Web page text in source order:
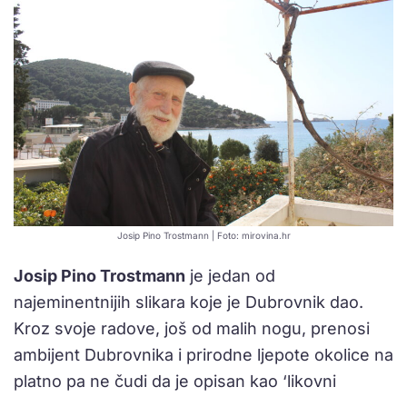
Josip Pino Trostmann | Foto: mirovina.hr
Josip Pino Trostmann je jedan od
najeminentnijih slikara koje je Dubrovnik dao.
Kroz svoje radove, još od malih nogu, prenosi
ambijent Dubrovnika i prirodne ljepote okolice na
platno pa ne čudi da je opisan kao ‘likovni